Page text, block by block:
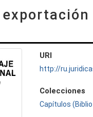
URI
http://
Colecciones
Capítulos